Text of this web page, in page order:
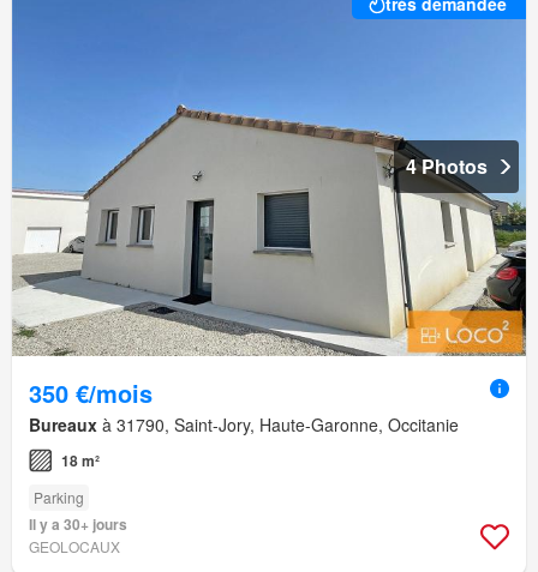
4 Photos
350 €/mois
Bureaux à 31790, Saint-Jory, Haute-Garonne, Occitanie
18 m²
Parking
Il y a 30+ jours
GEOLOCAUX